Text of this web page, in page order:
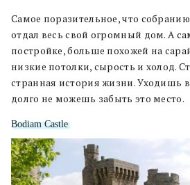
Самое поразительное, что
отдал весь свой огромный дом. А
постройке, больше похожей на
низкие потолки, сырость и холод.
странная история жизни. Уходишь
долго не можешь забыть это место.
Bodiam Castle